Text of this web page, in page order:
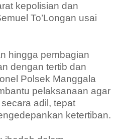
kepolisian dan
To’Longan usai
hingga pembagian
dengan tertib dan
Polsek Manggala
pelaksanaan agar
adil, tepat
ketertiban.